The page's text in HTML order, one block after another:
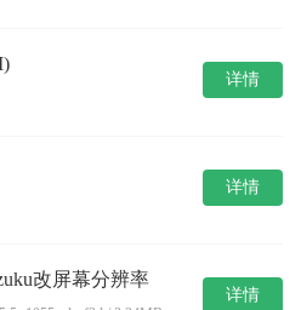
详情
详情
改屏幕分辨率
详情